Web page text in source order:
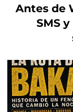
Antes de
SMS